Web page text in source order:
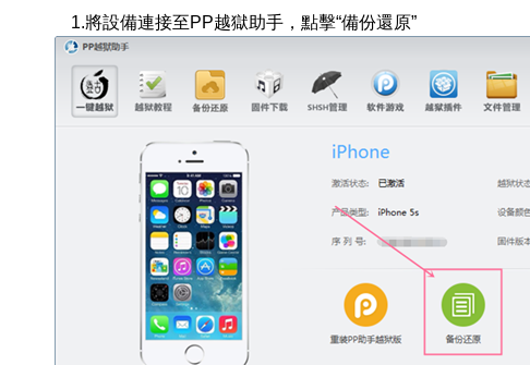
1.將設備連接至PP越獄助手，點擊“備份還原”